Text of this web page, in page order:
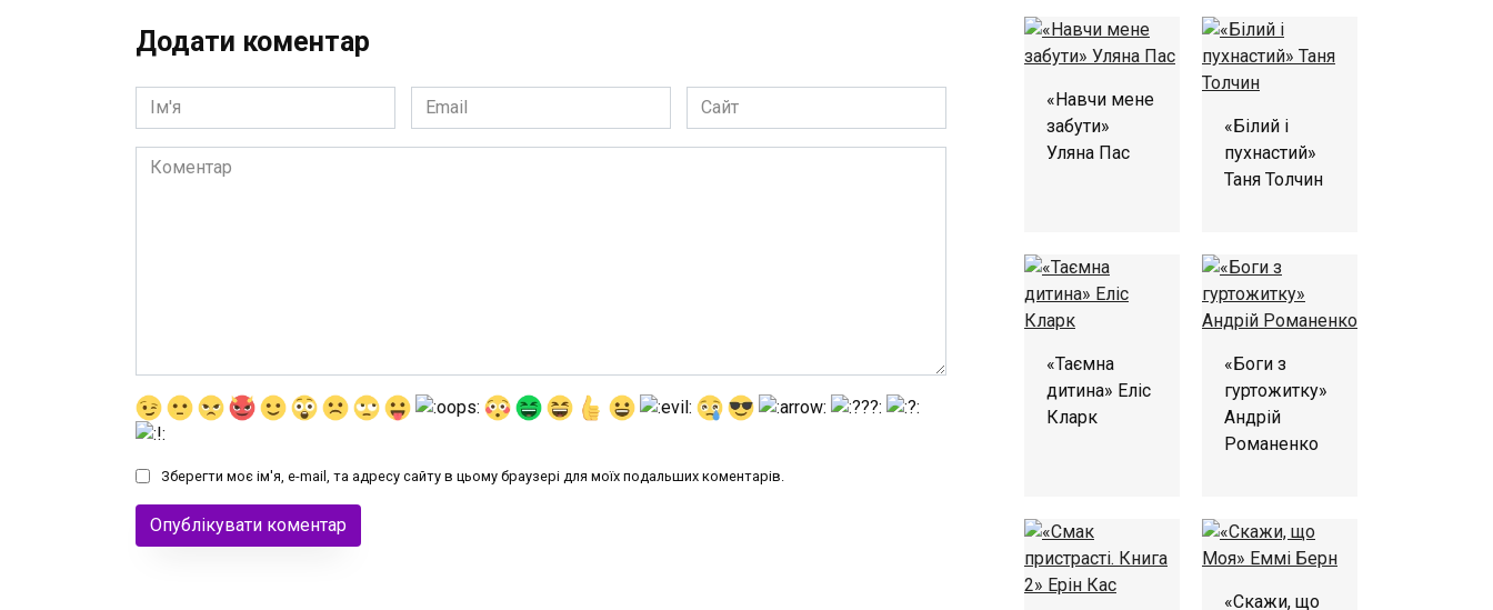
Додати коментар
Ім'я
*
Email
*
Сайт
Коментар
Зберегти моє ім'я, e-mail, та адресу сайту в цьому браузері для моїх подальших коментарів.
«Навчи мене
забути»
Уляна Пас
«Білий і
пухнастий»
Таня Толчин
«Таємна
дитина» Еліс
Кларк
«Боги з
гуртожитку»
Андрій
Романенко
«Скажи, що